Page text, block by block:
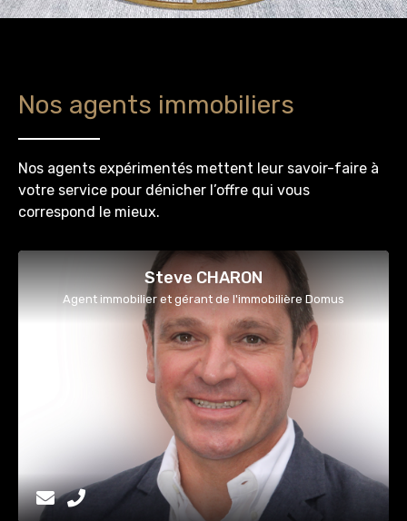
Nos agents immobiliers
Nos agents expérimentés mettent leur savoir-faire à
votre service pour dénicher l’offre qui vous
correspond le mieux.
Steve CHARON
Agent immobilier et gérant de l'immobilière Domus